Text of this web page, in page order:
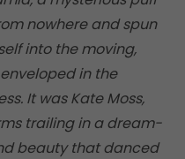
nowhere and spun
into the moving,
in the
It was Kate Moss,
trailing in a dream-
beauty that danced